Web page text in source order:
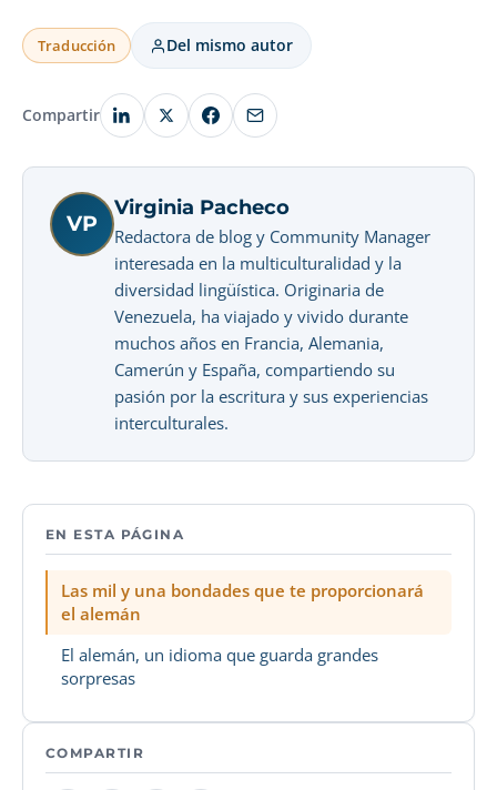
Traducción Del mismo autor
Compartir
VP
Virginia Pacheco
Redactora de blog y Community Manager
interesada en la multiculturalidad y la
diversidad lingüística. Originaria de
Venezuela, ha viajado y vivido durante
muchos años en Francia, Alemania,
Camerún y España, compartiendo su
pasión por la escritura y sus experiencias
interculturales.
EN ESTA PÁGINA
Las mil y una bondades que te proporcionará
el alemán
El alemán, un idioma que guarda grandes
sorpresas
COMPARTIR